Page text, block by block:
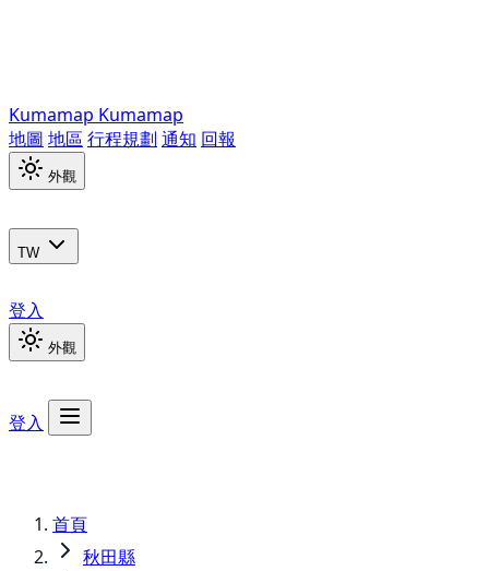
Kumamap Kumamap
地圖 地區 行程規劃 通知 回報
外觀
TW
登入
外觀
登入
首頁
秋田縣